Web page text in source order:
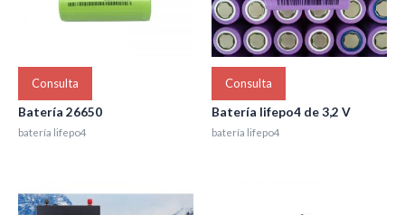
Consulta
Batería 26650
batería lifepo4
Consulta
Batería lifepo4 de 3,2 V
batería lifepo4